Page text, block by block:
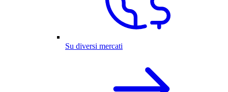
Su diversi mercati